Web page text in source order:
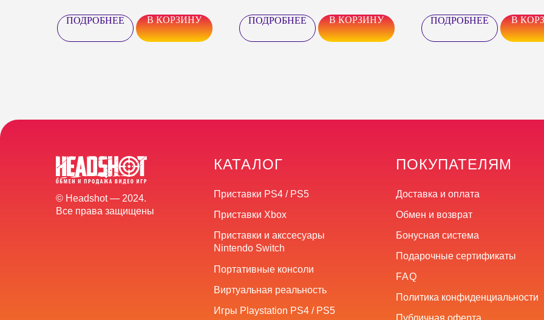
ПОДРОБНЕЕ В КОРЗИНУ ПОДРОБНЕЕ В КОРЗИНУ ПОДРОБНЕЕ В
© Headshot — 2024.
Все права защищены
КАТАЛОГ ПОКУПАТЕЛЯМ
Приставки Xbox
Приставки и акссесуары
Nintendo Switch
Приставки PS4 / PS5
Игры Playstation PS4 / PS5
Доставка и оплата
Обмен и возврат
Политика конфиденциальности
Публичная оферта
FAQ
Подарочные сертификаты
Портативные консоли
Виртуальная реальность
Бонусная система